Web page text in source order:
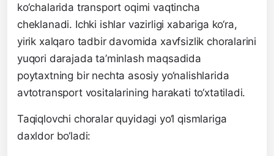
ko‘chalarida transport oqimi vaqtincha
cheklanadi. Ichki ishlar vazirligi xabariga ko‘ra,
yirik xalqaro tadbir davomida xavfsizlik choralarini
yuqori darajada ta’minlash maqsadida
poytaxtning bir nechta asosiy yo‘nalishlarida
avtotransport vositalarining harakati to‘xtatiladi.
Taqiqlovchi choralar quyidagi yo‘l qismlariga
daxldor bo‘ladi: